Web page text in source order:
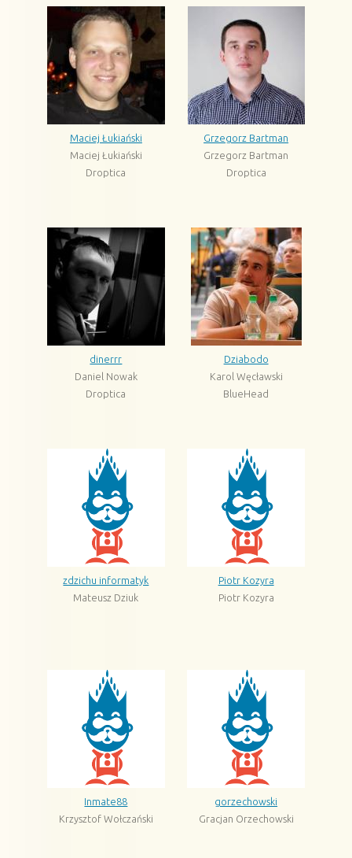
Maciej Łukiański
Maciej Łukiański
Droptica
Grzegorz Bartman
Grzegorz Bartman
Droptica
dinerrr
Daniel Nowak
Droptica
Dziabodo
Karol Węcławski
BlueHead
zdzichu informatyk
Mateusz Dziuk
Piotr Kozyra
Piotr Kozyra
Inmate88
Krzysztof Wołczański
gorzechowski
Gracjan Orzechowski